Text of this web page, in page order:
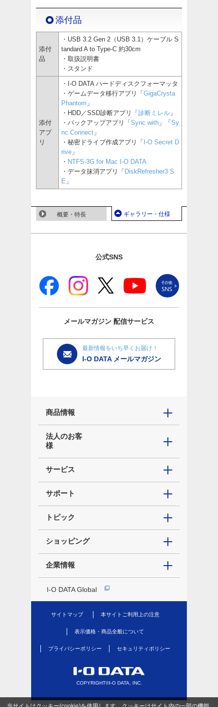
添付品
添付
品
・USB 3.2 Gen 2（USB 3.1）ケーブル S
tandard A to Type-C 約30cm
・取扱説明書
・スタンド
添付
アプ
リ
・I-O DATA ハードディスクフォーマッタ
・ゲームデータ移行アプリ「 GigaCrysta
Phantom 」
・HDD／SSD診断アプリ「 診断ミレル 」
・バックアップアプリ「 Sync with 」「 Sy
nc Connect 」
・秘密ドライブ作成アプリ「 I-O Secret D
rive 」
・ NTFS-3G for Mac I-O DATA
・データ抹消アプリ「 DiskRefresher3 S
E 」
概要・特長 ギャラリー・仕様
公式SNS
メールマガジン 配信サービス
最新情報をいち早くお届け！
I-O DATA メールマガジン
商品情報
法人のお客
様
サービス
サポート
トピック
ショッピング
企業情報
I-O DATA Global
サイトマップ 本サイトご利用上の注意
表示価格・商品全般について
プライバシーポリシー セキュリティポリシー
COPYRIGHT©I-O DATA, INC.